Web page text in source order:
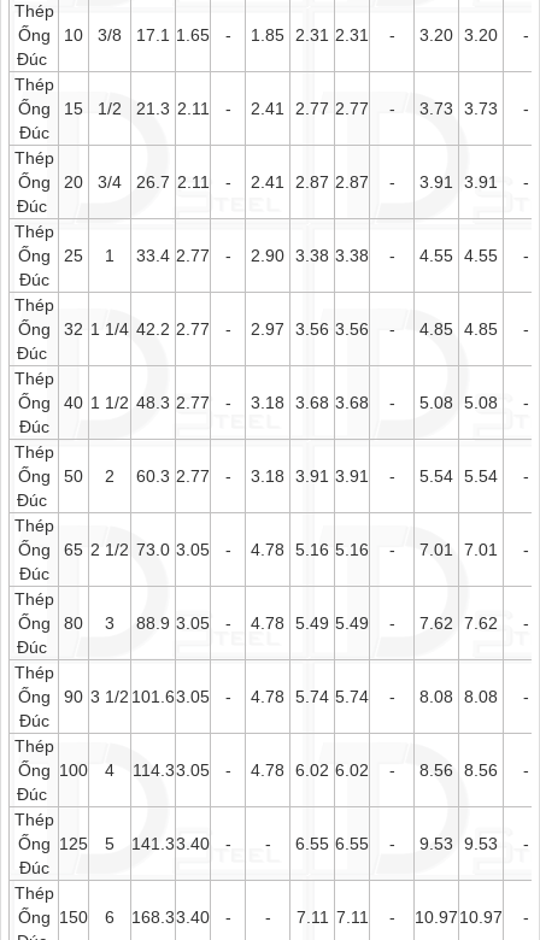
Thép
Ống
Đúc
10 3/8 17.1 1.65 - 1.85 2.31 2.31 - 3.20 3.20 -
Thép
Ống
Đúc
15 1/2 21.3 2.11 - 2.41 2.77 2.77 - 3.73 3.73 -
Thép
Ống
Đúc
20 3/4 26.7 2.11 - 2.41 2.87 2.87 - 3.91 3.91 -
Thép
Ống
Đúc
25 1 33.4 2.77 - 2.90 3.38 3.38 - 4.55 4.55 -
Thép
Ống
Đúc
32 1 1/4 42.2 2.77 - 2.97 3.56 3.56 - 4.85 4.85 -
Thép
Ống
Đúc
40 1 1/2 48.3 2.77 - 3.18 3.68 3.68 - 5.08 5.08 -
Thép
Ống
Đúc
50 2 60.3 2.77 - 3.18 3.91 3.91 - 5.54 5.54 -
Thép
Ống
Đúc
65 2 1/2 73.0 3.05 - 4.78 5.16 5.16 - 7.01 7.01 -
Thép
Ống
Đúc
80 3 88.9 3.05 - 4.78 5.49 5.49 - 7.62 7.62 -
Thép
Ống
Đúc
90 3 1/2 101.63.05 - 4.78 5.74 5.74 - 8.08 8.08 -
Thép
Ống
Đúc
100 4 114.33.05 - 4.78 6.02 6.02 - 8.56 8.56 -
Thép
Ống
Đúc
125 5 141.33.40 - - 6.55 6.55 - 9.53 9.53 -
Thép
Ống 150 6 168.33.40 - - 7.11 7.11 - 10.9710.97 -